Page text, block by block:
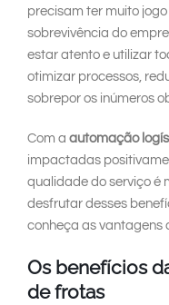
precisam ter muito
sobrevivência do
estar atento e utilizar
otimizar processos,
sobrepor os inúmeros
Com a automação
impactadas
qualidade do serviço é
desfrutar desses
conheça as vantagens
Os benefícios
de frotas